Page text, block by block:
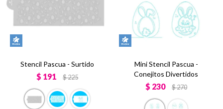
Stencil Pascua - Surtido
$ 191 $225
Mini Stencil Pascua -
Conejitos Divertidos
$ 230 $270